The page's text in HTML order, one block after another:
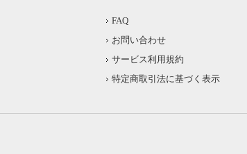
FAQ
お問い合わせ
サービス利用規約
特定商取引法に基づく表示